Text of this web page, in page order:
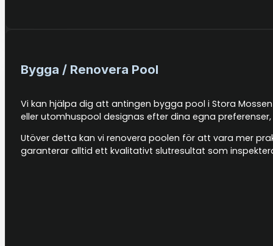
Bygga / Renovera Pool
Vi kan hjälpa dig att antingen bygga pool i Stora
eller utomhuspool designas efter dina egna
Utöver detta kan vi renovera poolen för att vara mer
garanterar alltid ett kvalitativt slutresultat som